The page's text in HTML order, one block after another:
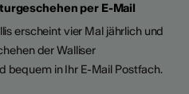
per E-Mail
erscheint vier Mal jährlich und
der Walliser
bequem in Ihr E-Mail Postfach.